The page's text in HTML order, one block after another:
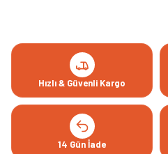
Hızlı & Güvenli Kargo
14 Gün İade